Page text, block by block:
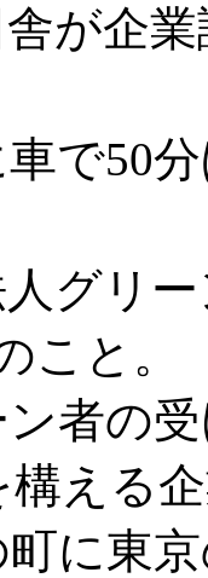
が企
で50
グリ
こと。
者の
える
町に東